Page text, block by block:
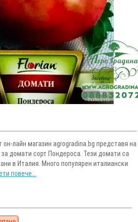
лайн магазин agrogradina.bg представя на
домати сорт Пондероса. Тези домати са
в Италия. Много популярен италиански
повече...